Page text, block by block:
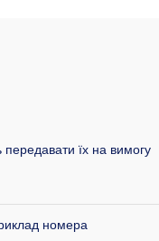
передавати їх на вимогу
номера